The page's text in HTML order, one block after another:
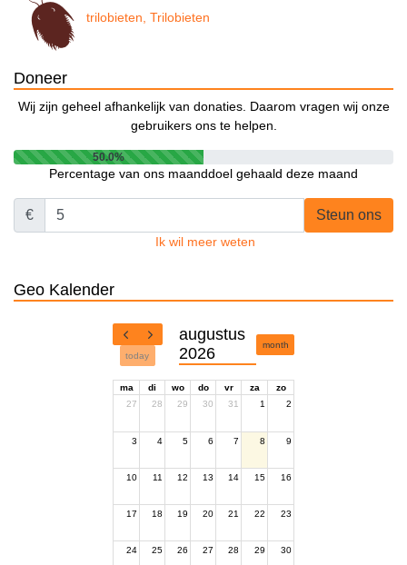
trilobieten, Trilobieten
Doneer
Wij zijn geheel afhankelijk van donaties. Daarom vragen wij onze
gebruikers ons te helpen.
50.0%
Percentage van ons maanddoel gehaald deze maand
€ Steun ons
Ik wil meer weten
Geo Kalender
today
augustus
2026
month
ma di wo do vr za
zo
27
28 29 30 31 1 2
3 4 5 6 7 8 9
10 11 12 13 14 15 16
17 18 19 20 21 22 23
24 25 26 27 28 29 30